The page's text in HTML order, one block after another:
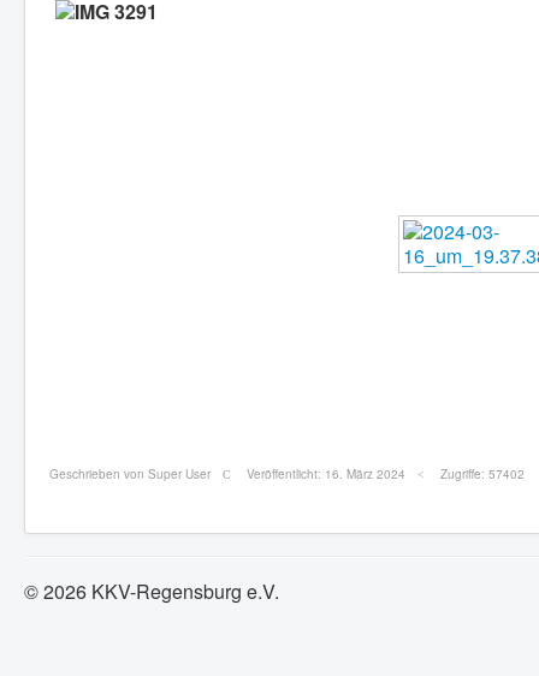
Geschrieben von Super User Veröffentlicht: 16. März 2024 Zugriffe: 57402
© 2026 KKV-Regensburg e.V.